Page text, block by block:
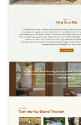
XEM THỬ